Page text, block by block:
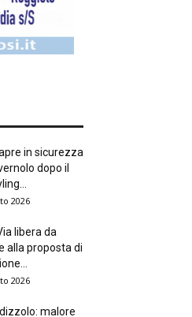
in sicurezza
dopo il
2026
libera da
alla proposta di
2026
malore